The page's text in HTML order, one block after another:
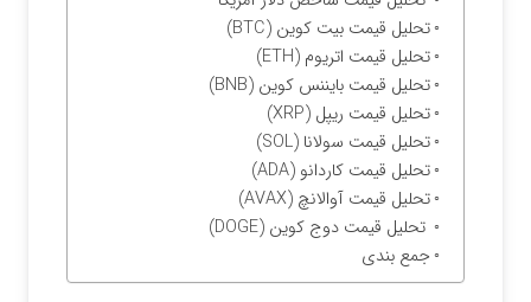
تحلیل قیمت بیت کوین (BTC)
تحلیل قیمت اتریوم (ETH)
تحلیل قیمت بایننس کوین (BNB)
تحلیل قیمت ریپل (XRP)
تحلیل قیمت سولانا (SOL)
تحلیل قیمت کاردانو (ADA)
تحلیل قیمت آوالانچ (AVAX)
تحلیل قیمت دوج کوین (DOGE)
جمع بندی